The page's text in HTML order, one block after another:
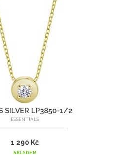
SILVER LP3850-1/2
ESSENTIALS
1 290 Kč
SKLADEM